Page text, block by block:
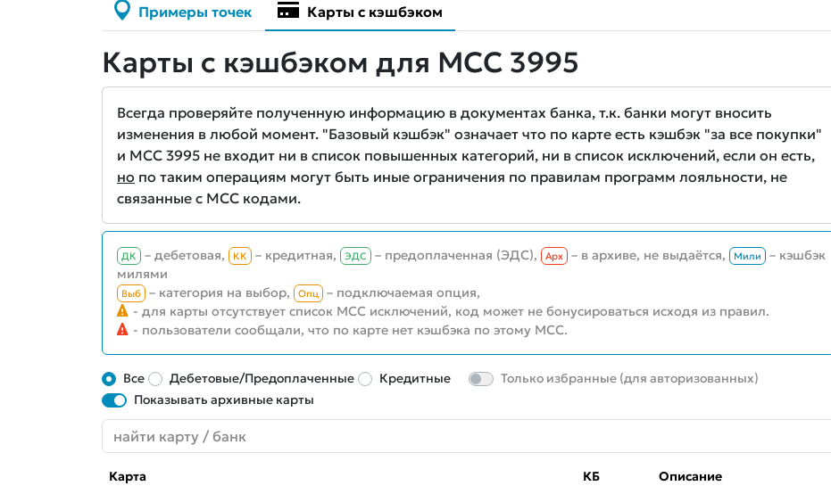
Примеры точек Карты с кэшбэком
Карты с кэшбэком для MCC 3995
Всегда проверяйте полученную информацию в документах банка, т.к. банки могут вносить
изменения в любой момент. "Базовый кэшбэк" означает что по карте есть кэшбэк "за все покупки"
и MCC 3995 не входит ни в список повышенных категорий, ни в список исключений, если он есть,
но по таким операциям могут быть иные ограничения по правилам программ лояльности, не
связанные с MCC кодами.
ДК – дебетовая, КК – кредитная, ЭДС – предоплаченная (ЭДС), Aрх – в архиве, не выдаётся, Мили
– кэшбэк
милями
Выб – категория на выбор, Опц
– подключаемая опция,
- для карты отсутствует список MCC исключений, код может не бонусироваться исходя из правил.
- пользователи сообщали, что по карте нет кэшбэка по этому MCC.
Все Дебетовые/Предоплаченные Кредитные
Только избранные (для авторизованных)
Показывать архивные карты
Карта КБ Описание